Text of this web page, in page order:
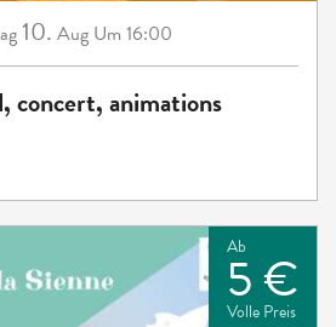
10. Aug Um 16:00
concert, animations
Ab
5 €
Volle Preis